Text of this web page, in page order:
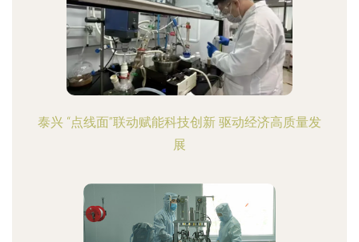
泰兴 “点线面”联动赋能科技创新 驱动经济高质量发
展